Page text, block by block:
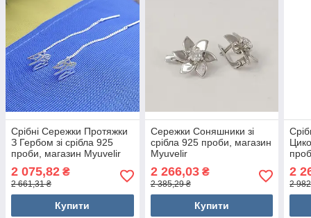
Срібні Сережки Протяжки
З Гербом зі срібла 925
проби, магазин Myuvelir
2 075,82 ₴
2 661,31 ₴
Купити
Сережки Соняшники зі
срібла 925 проби, магазин
Myuvelir
2 266,03₴
2 385,29 ₴
Купити
2
2